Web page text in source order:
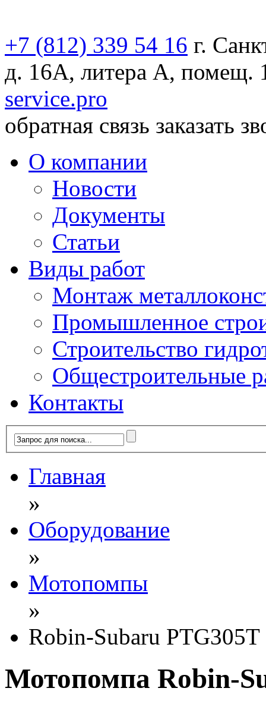
+7 (812) 339 54 16 г.
д. 16А, литера А, помещ.
service.pro
обратная связь заказать
О компании
Новости
Документы
Статьи
Виды работ
Монтаж
Промышленное
Строительство
Общестроительные
Контакты
Главная
»
Оборудование
»
Мотопомпы
»
Robin-Subaru PTG305T
Мотопомпа Robin-